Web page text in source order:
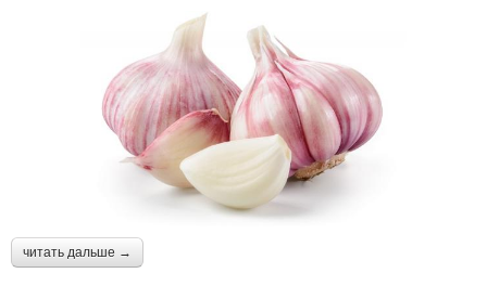
читать дальше →